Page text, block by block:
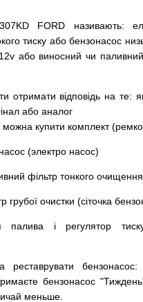
FORD називають:
тиску або бензонасос
12v або виносний чи паливний
отримати відповідь на те:
або аналог
можна купити комплект (
насос (электро насос)
фільтр тонкого очищення
грубої очистки (сіточка
палива і регулятор
реставрувати бензонасос:
бензонасос "
меньше.